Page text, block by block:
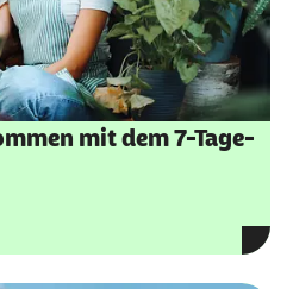
mit dem 7-Tage-